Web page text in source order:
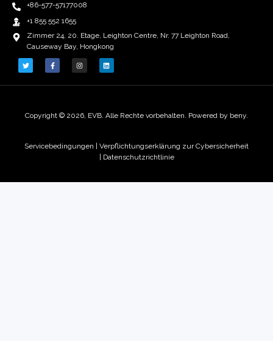
+86-577-57177008
+1 855 552 1655
Zimmer 24, 20. Etage, Leighton Centre, Nr. 77 Leighton Road,
Causeway Bay, Hongkong
Copyright © 2026, EVB. Alle Rechte vorbehalten. Powered by beny.
Servicebedingungen
Verpflichtungserklärung zur Cybersicherheit
Datenschutzrichtlinie